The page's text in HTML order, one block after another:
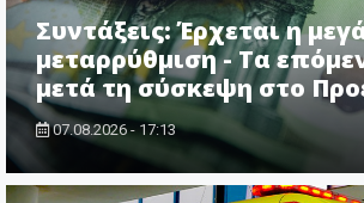
Συντάξεις: Έρχεται η
μεταρρύθμιση - Τα
μετά τη σύσκεψη στο
07.08.2026 - 17:13